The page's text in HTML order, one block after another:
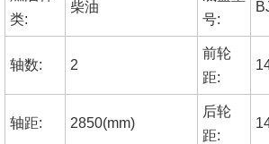
类:
柴油
号:
轴数: 2
前轮
距:
轴距: 2850(mm)
后轮
距: